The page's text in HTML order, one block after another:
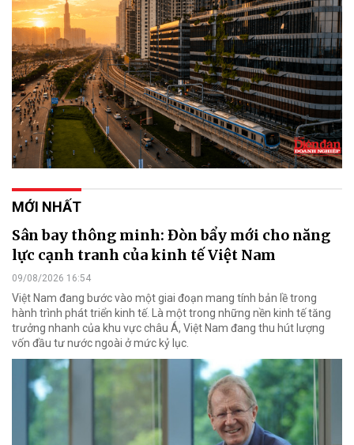
MỚI NHẤT
Sân bay thông minh: Đòn bẩy mới cho năng
lực cạnh tranh của kinh tế Việt Nam
09/08/2026 16:54
Việt Nam đang bước vào một giai đoạn mang tính bản lề trong
hành trình phát triển kinh tế. Là một trong những nền kinh tế tăng
trưởng nhanh của khu vực châu Á, Việt Nam đang thu hút lượng
vốn đầu tư nước ngoài ở mức kỷ lục.